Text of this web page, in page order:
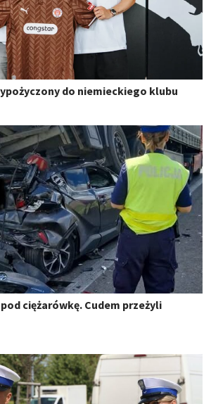
do niemieckiego klubu
ciężarówkę. Cudem przeżyli